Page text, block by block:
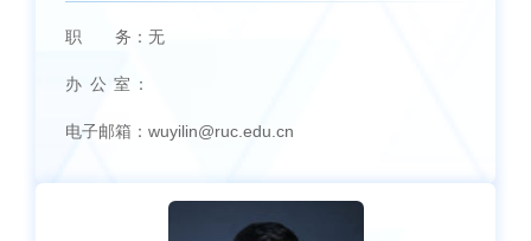
职 务： 无
办 公 室：
电子邮箱： wuyilin@ruc.edu.cn